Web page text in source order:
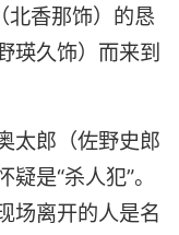
北香那饰）的恳
瑛久饰）而来到
太郎（佐野史郎
是“杀人犯”。
场离开的人是名